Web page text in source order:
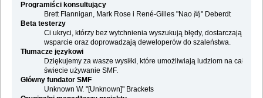
Programiści konsultujący
Brett Flannigan, Mark Rose i René-Gilles "Nao 尚" Deberdt
Beta testerzy
Ci ukryci, którzy bez wytchnienia wyszukują błędy, dostarczają
wsparcie oraz doprowadzają deweloperów do szaleństwa.
Tłumacze językowi
Dziękujemy za wasze wysiłki, które umożliwiają ludziom na całym
świecie używanie SMF.
Główny fundator SMF
Unknown W. "[Unknown]" Brackets